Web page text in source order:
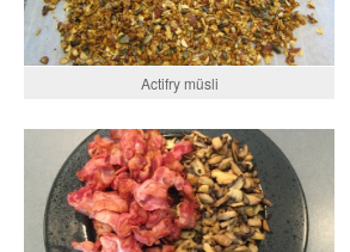
Actifry müsli